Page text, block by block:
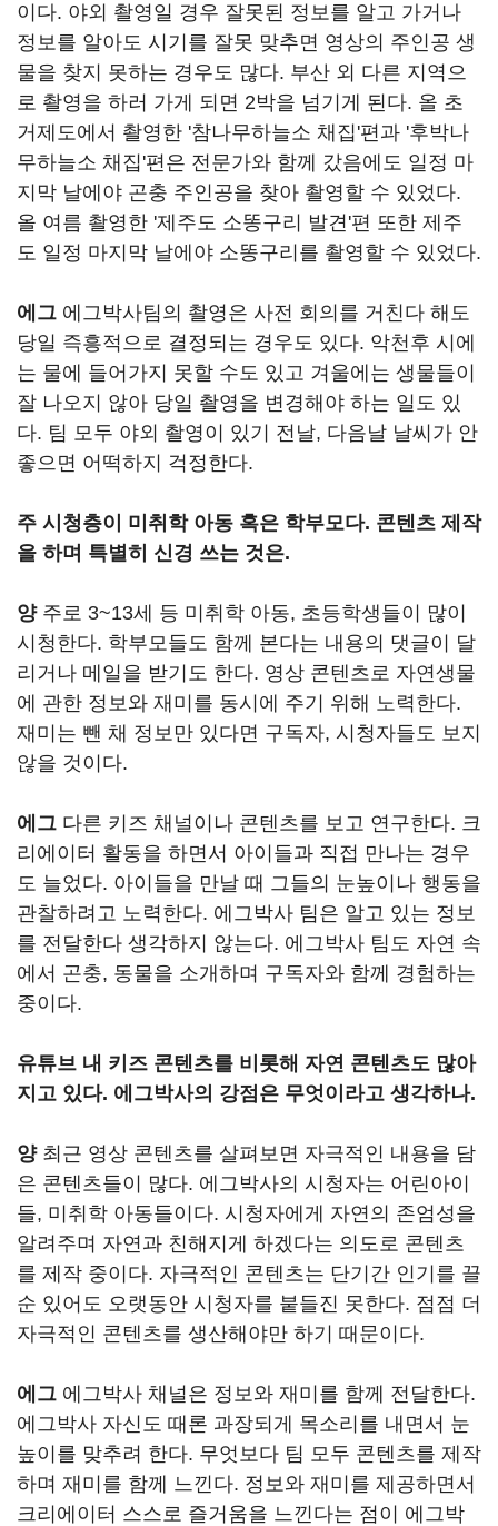
이다. 야외 촬영일 경우 잘못된 정보를 알고 가거나
정보를 알아도 시기를 잘못 맞추면 영상의 주인공 생
물을 찾지 못하는 경우도 많다. 부산 외 다른 지역으
로 촬영을 하러 가게 되면 2박을 넘기게 된다. 올 초
거제도에서 촬영한 '참나무하늘소 채집'편과 '후박나
무하늘소 채집'편은 전문가와 함께 갔음에도 일정 마
지막 날에야 곤충 주인공을 찾아 촬영할 수 있었다.
올 여름 촬영한 '제주도 소똥구리 발견'편 또한 제주
도 일정 마지막 날에야 소똥구리를 촬영할 수 있었다.
에그 에그박사팀의 촬영은 사전 회의를 거친다 해도
당일 즉흥적으로 결정되는 경우도 있다. 악천후 시에
는 물에 들어가지 못할 수도 있고 겨울에는 생물들이
잘 나오지 않아 당일 촬영을 변경해야 하는 일도 있
다. 팀 모두 야외 촬영이 있기 전날, 다음날 날씨가 안
좋으면 어떡하지 걱정한다.
주 시청층이 미취학 아동 혹은 학부모다. 콘텐츠 제작
을 하며 특별히 신경 쓰는 것은.
양주로 3~13세 등 미취학 아동, 초등학생들이 많이
시청한다. 학부모들도 함께 본다는 내용의 댓글이 달
리거나 메일을 받기도 한다. 영상 콘텐츠로 자연생물
에 관한 정보와 재미를 동시에 주기 위해 노력한다.
재미는 뺀 채 정보만 있다면 구독자, 시청자들도 보지
않을 것이다.
에그 다른 키즈 채널이나 콘텐츠를 보고 연구한다. 크
리에이터 활동을 하면서 아이들과 직접 만나는 경우
도 늘었다. 아이들을 만날 때 그들의 눈높이나 행동을
관찰하려고 노력한다. 에그박사 팀은 알고 있는 정보
를 전달한다 생각하지 않는다. 에그박사 팀도 자연 속
에서 곤충, 동물을 소개하며 구독자와 함께 경험하는
중이다.
유튜브 내 키즈 콘텐츠를 비롯해 자연 콘텐츠도 많아
지고 있다. 에그박사의 강점은 무엇이라고 생각하나.
양최근 영상 콘텐츠를 살펴보면 자극적인 내용을 담
은 콘텐츠들이 많다. 에그박사의 시청자는 어린아이
들, 미취학 아동들이다. 시청자에게 자연의 존엄성을
알려주며 자연과 친해지게 하겠다는 의도로 콘텐츠
를 제작 중이다. 자극적인 콘텐츠는 단기간 인기를 끌
순 있어도 오랫동안 시청자를 붙들진 못한다. 점점 더
자극적인 콘텐츠를 생산해야만 하기 때문이다.
에그 에그박사 채널은 정보와 재미를 함께 전달한다.
에그박사 자신도 때론 과장되게 목소리를 내면서 눈
높이를 맞추려 한다. 무엇보다 팀 모두 콘텐츠를 제작
하며 재미를 함께 느낀다. 정보와 재미를 제공하면서
크리에이터 스스로 즐거움을 느낀다는 점이 에그박